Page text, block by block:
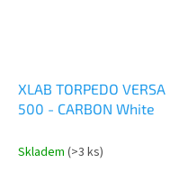
XLAB TORPEDO VERSA
500 - CARBON White
Skladem (>3 ks)